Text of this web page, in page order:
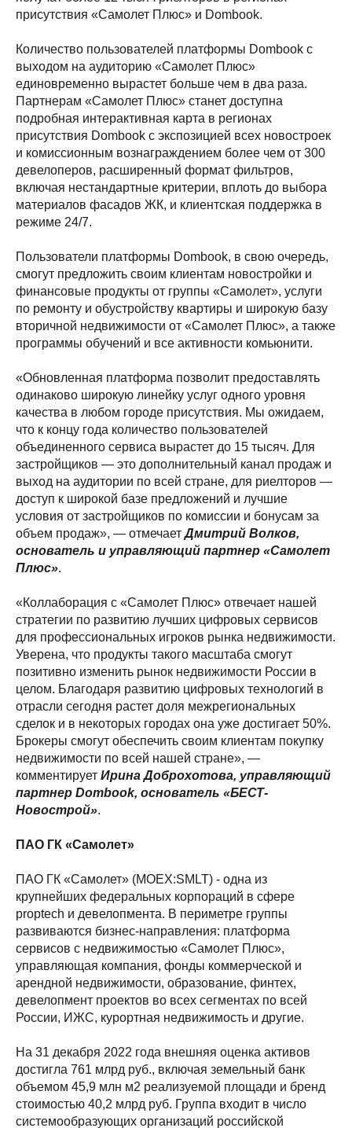
присутствия «Самолет Плюс» и Dombook.
Количество пользователей платформы Dombook с
выходом на аудиторию «Самолет Плюс»
единовременно вырастет больше чем в два раза.
Партнерам «Самолет Плюс» станет доступна
подробная интерактивная карта в регионах
присутствия Dombook с экспозицией всех новостроек
и комиссионным вознаграждением более чем от 300
девелоперов, расширенный формат фильтров,
включая нестандартные критерии, вплоть до выбора
материалов фасадов ЖК, и клиентская поддержка в
режиме 24/7.
Пользователи платформы Dombook, в свою очередь,
смогут предложить своим клиентам новостройки и
финансовые продукты от группы «Самолет», услуги
по ремонту и обустройству квартиры и широкую базу
вторичной недвижимости от «Самолет Плюс», а также
программы обучений и все активности комьюнити.
«Обновленная платформа позволит предоставлять
одинаково широкую линейку услуг одного уровня
качества в любом городе присутствия. Мы ожидаем,
что к концу года количество пользователей
объединенного сервиса вырастет до 15 тысяч. Для
застройщиков — это дополнительный канал продаж и
выход на аудитории по всей стране, для риелторов —
доступ к широкой базе предложений и лучшие
условия от застройщиков по комиссии и бонусам за
объем продаж», — отмечаетДмитрий Волков,
основатель и управляющий партнер «Самолет
Плюс».
«Коллаборация с «Самолет Плюс» отвечает нашей
стратегии по развитию лучших цифровых сервисов
для профессиональных игроков рынка недвижимости.
Уверена, что продукты такого масштаба смогут
позитивно изменить рынок недвижимости России в
целом. Благодаря развитию цифровых технологий в
отрасли сегодня растет доля межрегиональных
сделок и в некоторых городах она уже достигает 50%.
Брокеры смогут обеспечить своим клиентам покупку
недвижимости по всей нашей стране», —
комментирует Ирина Доброхотова, управляющий
партнер Dombook, основатель «БЕСТ-
Новострой».
ПАО ГК «Самолет»
ПАО ГК «Самолет» (MOEX:SMLT) - одна из
крупнейших федеральных корпораций в сфере
proptech и девелопмента. В периметре группы
развиваются бизнес-направления: платформа
сервисов с недвижимостью «Самолет Плюс»,
управляющая компания, фонды коммерческой и
арендной недвижимости, образование, финтех,
девелопмент проектов во всех сегментах по всей
России, ИЖС, курортная недвижимость и другие.
На 31 декабря 2022 года внешняя оценка активов
достигла 761 млрд руб., включая земельный банк
объемом 45,9 млн м2 реализуемой площади и бренд
стоимостью 40,2 млрд руб. Группа входит в число
системообразующих организаций российской